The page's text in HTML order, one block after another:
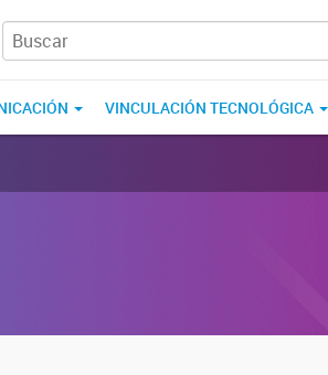
VINCULACIÓN TECNOLÓGICA